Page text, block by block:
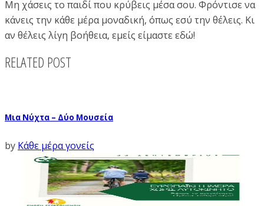
Μη χάσεις το παιδί που κρύβεις μέσα σου. Φρόντισε να
κάνεις την κάθε μέρα μοναδική, όπως εσύ την θέλεις. Κι
αν θέλεις λίγη βοήθεια, εμείς είμαστε εδώ!
RELATED POST
Μια Νύχτα – Δύο Μουσεία
by Κάθε μέρα γονείς